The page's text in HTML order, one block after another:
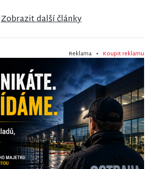
Zobrazit další články
Reklama • Koupit reklamu